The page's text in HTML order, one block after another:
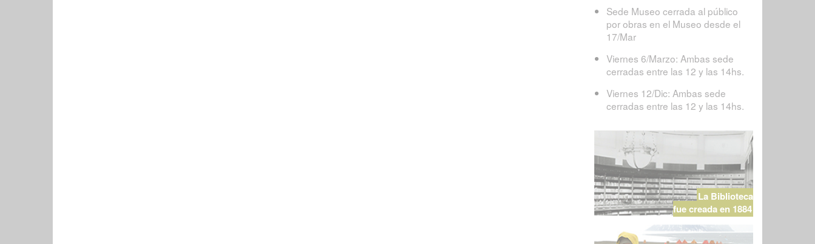
Sede Museo cerrada al público
por obras en el Museo desde el
17/Mar
Viernes 6/Marzo: Ambas sede
cerradas entre las 12 y las 14hs.
Viernes 12/Dic: Ambas sede
cerradas entre las 12 y las 14hs.
La Biblioteca
fue creada en 1884